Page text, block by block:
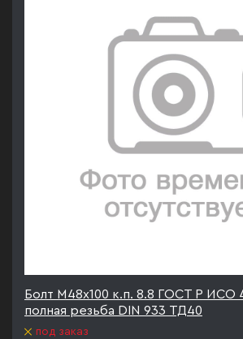
Болт М48х100 к.п. 8.8 ГОСТ Р ИСО
полная резьба DIN 933 ТД40
под заказ